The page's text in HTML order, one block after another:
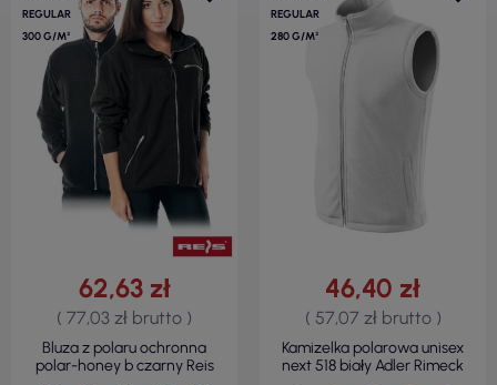
REGULAR
300 G/M²
62,63 zł
( 77,03 zł brutto )
Bluza z polaru ochronna
polar-honey b czarny Reis
REGULAR
280 G/M²
46,40 zł
( 57,07 zł brutto )
Kamizelka polarowa unisex
next 518 biały Adler Rimeck